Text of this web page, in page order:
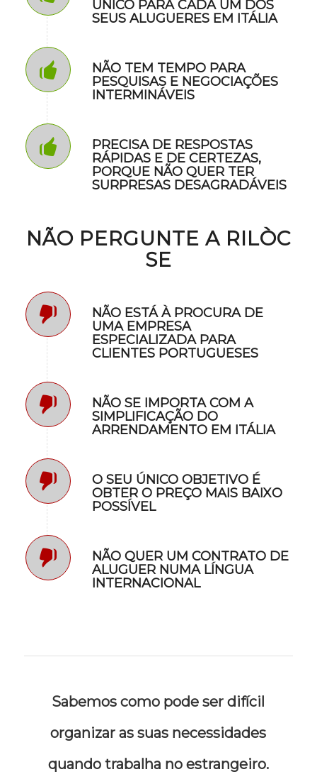
ÚNICO PARA CADA UM DOS
SEUS ALUGUERES EM ITÁLIA
NÃO TEM TEMPO PARA
PESQUISAS E NEGOCIAÇÕES
INTERMINÁVEIS
PRECISA DE RESPOSTAS
RÁPIDAS E DE CERTEZAS,
PORQUE NÃO QUER TER
SURPRESAS DESAGRADÁVEIS
NÃO PERGUNTE A RILÒC
SE
NÃO ESTÁ À PROCURA DE
UMA EMPRESA
ESPECIALIZADA PARA
CLIENTES PORTUGUESES
NÃO SE IMPORTA COM A
SIMPLIFICAÇÃO DO
ARRENDAMENTO EM ITÁLIA
O SEU ÚNICO OBJETIVO É
OBTER O PREÇO MAIS BAIXO
POSSÍVEL
NÃO QUER UM CONTRATO DE
ALUGUER NUMA LÍNGUA
INTERNACIONAL
Sabemos como pode ser difícil
organizar as suas necessidades
quando trabalha no estrangeiro.